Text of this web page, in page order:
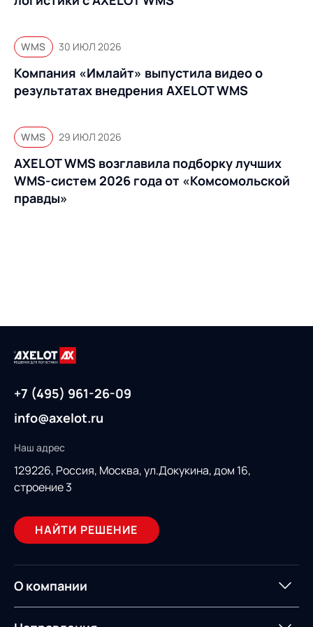
База знаний
База знаний
WMS 30 ИЮЛ 2026
Компания «Имлайт» выпустила видео о
результатах внедрения AXELOT WMS
WMS 29 ИЮЛ 2026
AXELOT WMS возглавила подборку лучших
WMS-систем 2026 года от «Комсомольской
правды»
+7 (495) 961-26-09
info@axelot.ru
Наш адрес
129226, Россия, Москва, ул.Докукина, дом 16,
строение 3
НАЙТИ РЕШЕНИЕ
О компании
О компании